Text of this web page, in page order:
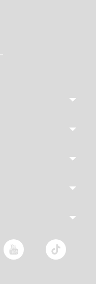
YouTube TikTok